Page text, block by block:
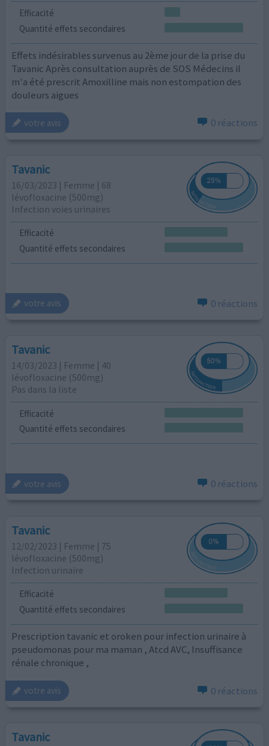
Efficacité
Quantité effets secondaires
Effets indésirables survenus au 2ème jour de la prise du
Tavanic Après consultation auprès de SOS Médecins il
m'a été prescrit Amoxilline mais non estompation des
douleurs aigues
votre avis 0 réactions
Tavanic
16/03/2023 | Femme | 68
lévofloxacine (500mg)
Infection voies urinaires
Efficacité
Quantité effets secondaires
votre avis 0 réactions
Tavanic
14/03/2023 | Femme | 40
lévofloxacine (500mg)
Pas dans la liste
Efficacité
Quantité effets secondaires
votre avis 0 réactions
Tavanic
12/02/2023 | Femme | 75
lévofloxacine (500mg)
Infection urinaire
Efficacité
Quantité effets secondaires
Prescription tavanic et oroken pour infection urinaire à
pseudomonas pour ma maman , Atcd AVC, Insuffisance
rénale chronique ,
votre avis 0 réactions
Tavanic